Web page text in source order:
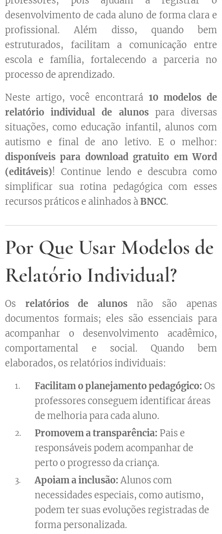
desenvolvimento de cada aluno de forma clara e
profissional. Além disso, quando bem
estruturados, facilitam a comunicação entre
escola e família, fortalecendo a parceria no
processo de aprendizado.
Neste artigo, você encontrará 10 modelos de
relatório individual de alunospara diversas
situações, como educação infantil, alunos com
autismo e final de ano letivo. E o melhor:
disponíveis para download gratuito em Word
(editáveis)! Continue lendo e descubra como
simplificar sua rotina pedagógica com esses
recursos práticos e alinhados àBNCC.
Por Que Usar Modelos de
Relatório Individual?
Os relatórios de alunos não são apenas
documentos formais; eles são essenciais para
acompanhar o desenvolvimento acadêmico,
comportamental e social. Quando bem
elaborados, os relatórios individuais:
Facilitam o planejamento pedagógico: Os
professores conseguem identificar áreas
de melhoria para cada aluno.
Promovem a transparência: Pais e
responsáveis podem acompanhar de
perto o progresso da criança.
Apoiam a inclusão:Alunos com
necessidades especiais, como autismo,
podem ter suas evoluções registradas de
forma personalizada.